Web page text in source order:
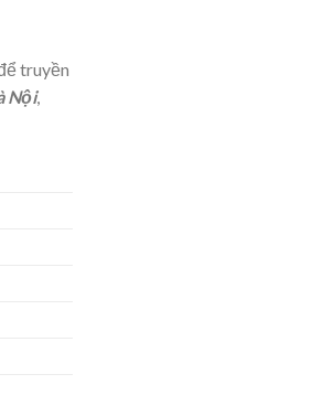
truyền
Nội,